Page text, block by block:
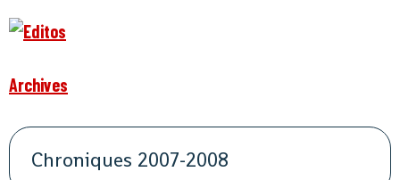
Archives
Chroniques 2007-2008